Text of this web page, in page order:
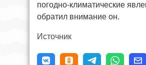
погодно-климатические
обратил внимание он.
Источник